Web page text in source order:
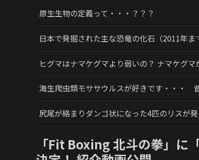
原生生物の定義って・・・？？？
日本で発掘された主な恐竜の化石（2011年ま
ヒグマはナマケグマより弱いの？ ナマケグ
海生爬虫類モササウルスが好きです・・・
尻尾が絡まりダンゴ状になった4匹のリスが
「Fit Boxing 北斗の拳」に